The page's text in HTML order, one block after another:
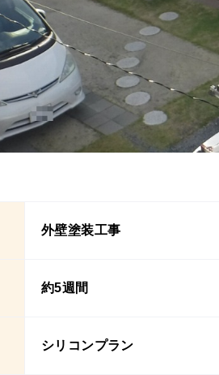
外壁塗装工事
約5週間
シリコンプラン